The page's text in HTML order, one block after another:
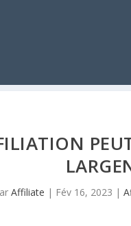
Affiliate | Fév 16, 2023 |